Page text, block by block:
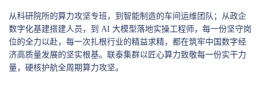
从科研院所的算力攻坚专班，到智能制造的车间运维团队；从政企
数字化基建搭建人员，到 AI 大模型落地实操工程师，每一份坚守岗
位的全力以赴，每一次扎根行业的精益求精，都在筑牢中国数字经
济高质量发展的坚实根基。 联泰集群以匠心算力致敬每一份实干力
量，硬核护航全周期算力攻坚。